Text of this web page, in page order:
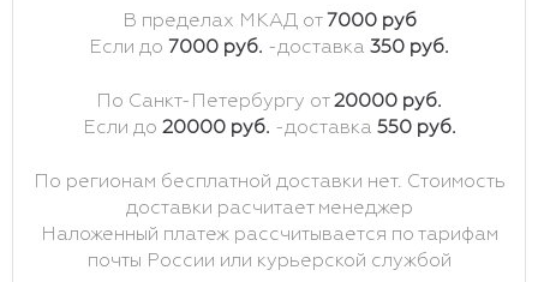
В пределах МКАД от 7000 руб
Если до 7000 руб. -доставка 350 руб.
По Санкт-Петербургу от20000 руб.
Если до 20000 руб. -доставка 550 руб.
По регионам бесплатной доставки нет. Стоимость
доставки расчитает менеджер
Наложенный платеж рассчитывается по тарифам
почты России или курьерской службой